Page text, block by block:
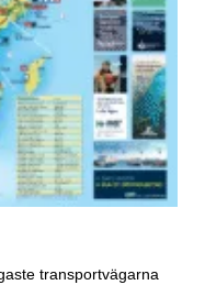
transportvägarna